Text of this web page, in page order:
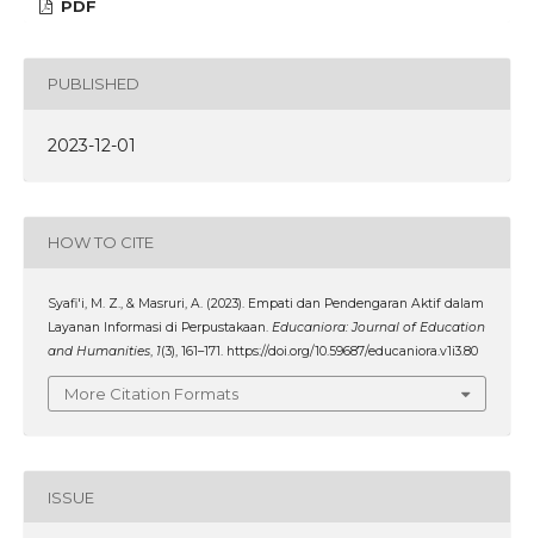
PDF
PUBLISHED
2023-12-01
HOW TO CITE
Syafi'i, M. Z., & Masruri, A. (2023). Empati dan Pendengaran Aktif dalam
Layanan Informasi di Perpustakaan. Educaniora: Journal of Education
and Humanities, 1(3), 161–171. https://doi.org/10.59687/educaniora.v1i3.80
More Citation Formats
ISSUE